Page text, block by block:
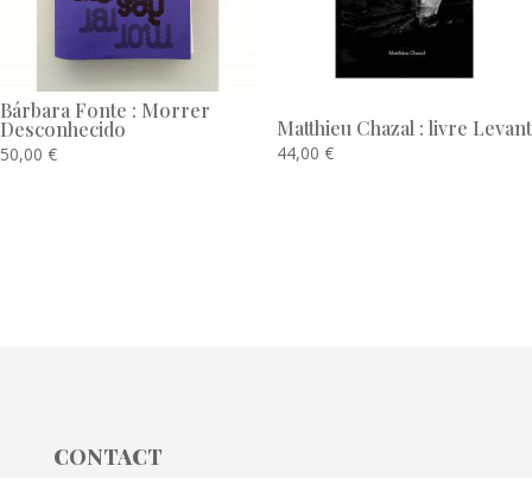
Bárbara Fonte : Morrer
Desconhecido
50,00 €
Matthieu Chazal : livre Levant
44,00 €
CONTACT